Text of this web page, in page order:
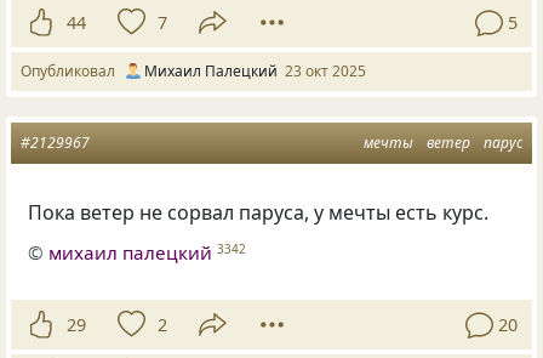
44 7 5
Опубликовал Михаил Палецкий 23 окт 2025
мечты ветер парус
#2129967
Пока ветер не сорвал паруса, у мечты есть курс.
© михаил палецкий 3342
29 2 20